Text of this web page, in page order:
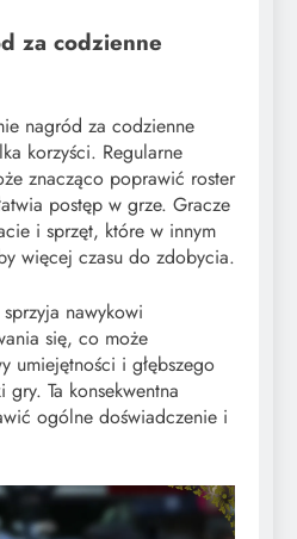
za codzienne
nagród za codzienne
korzyści. Regularne
znacząco poprawić roster
postęp w grze. Gracze
i sprzęt, które w innym
więcej czasu do zdobycia.
nawykowi
się, co może
umiejętności i głębszego
Ta konsekwentna
ogólne doświadczenie i